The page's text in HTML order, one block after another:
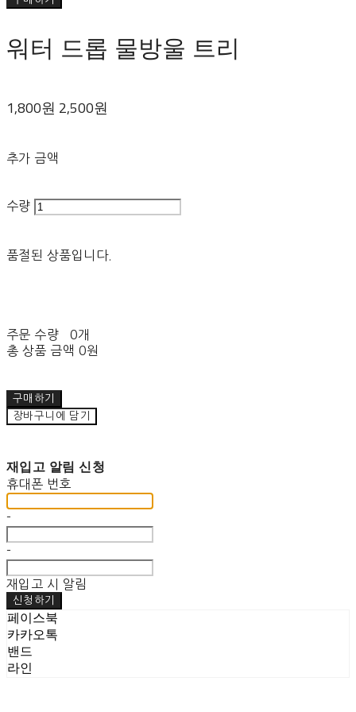
워터 드롭 물방울 트리
1,800원 2,500원
추가 금액
수량
품절된 상품입니다.
주문 수량
0개
총 상품 금액 0원
구매하기
장바구니에 담기
재입고 알림 신청
휴대폰 번호
-
-
재입고 시 알림
신청하기
페이스북
카카오톡
밴드
라인